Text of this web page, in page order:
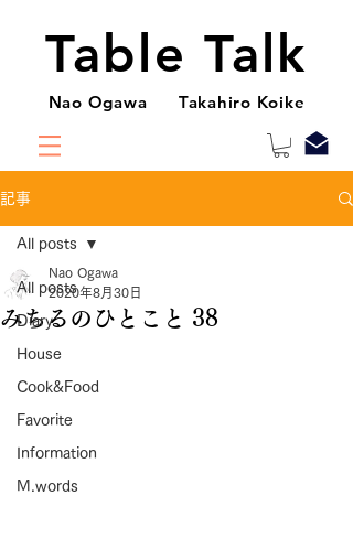
Table Talk
Nao Ogawa Takahiro Koike
記事
All posts
Diary
House
Cook&Food
Favorite
Information
M.words
All posts
みちるのひとこと 38
Nao Ogawa
2020年8月30日